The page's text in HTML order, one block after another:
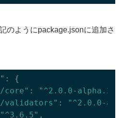
のようにpackage.jsonに追加さ
: {
core" : "^2.0.0-alpha.24"
validators" :
"^2.0.0-
"^3.6.5" ,